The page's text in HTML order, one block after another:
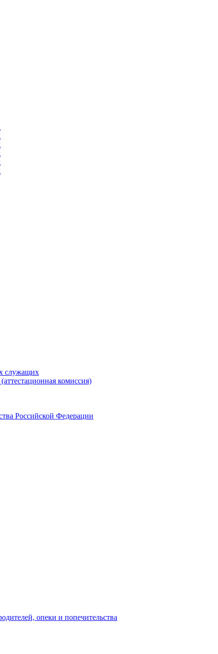
служащих
комиссия)
Российской Федерации
опеки и попечительства